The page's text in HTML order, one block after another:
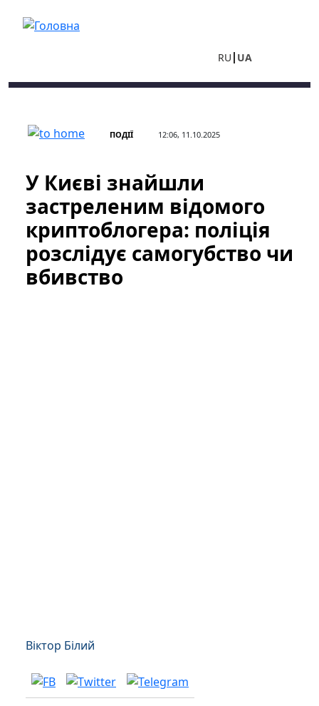
RU UA
ПОДІЇ 12:06, 11.10.2025
У Києві знайшли
застреленим відомого
криптоблогера: поліція
розслідує самогубство чи
вбивство
Віктор Білий